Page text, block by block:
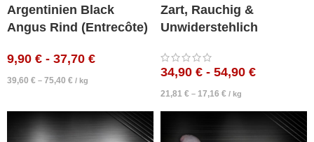
Argentinien Black
Angus Rind (Entrecôte)
9,90 € - 37,70 €
39,60 € – 75,40 € / kg
Zart, Rauchig &
Unwiderstehlich
34,90 € - 54,90 €
21,81 € – 17,16 € / kg